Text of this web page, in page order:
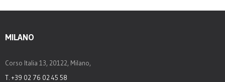
MILANO
Corso Italia 13, 20122, Milano,
T. +39 02 76 02 45 58